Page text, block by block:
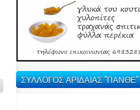
ΣΥΛΛΟΓΟΣ ΑΡΙΔΑΙΑΣ "ΠΑΝΘΕ"